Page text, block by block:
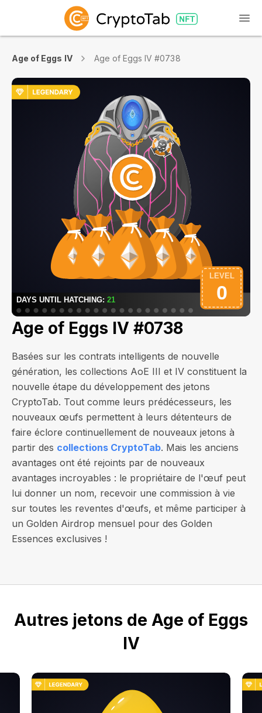
Age of Eggs IV Age of Eggs IV #0738
Age of Eggs IV #0738
Basées sur les contrats intelligents de nouvelle
génération, les collections AoE III et IV constituent la
nouvelle étape du développement des jetons
CryptoTab. Tout comme leurs prédécesseurs, les
nouveaux œufs permettent à leurs détenteurs de
faire éclore continuellement de nouveaux jetons à
partir des collections CryptoTab. Mais les anciens
avantages ont été rejoints par de nouveaux
avantages incroyables : le propriétaire de l'œuf peut
lui donner un nom, recevoir une commission à vie
sur toutes les reventes d'œufs, et même participer à
un Golden Airdrop mensuel pour des Golden
Essences exclusives !
Autres jetons de Age of Eggs
IV